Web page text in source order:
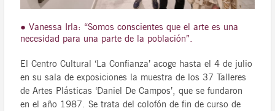
● Vanessa Irla: “Somos conscientes que el arte es una
necesidad para una parte de la población”.
El Centro Cultural ‘La Confianza’ acoge hasta el 4 de julio
en su sala de exposiciones la muestra de los 37 Talleres
de Artes Plásticas ‘Daniel De Campos’, que se fundaron
en el año 1987. Se trata del colofón de fin de curso de